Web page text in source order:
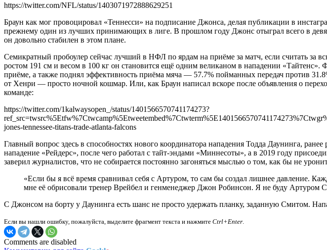
https://twitter.com/NFL/status/1403071972888629251
Браун как мог провоцировал «Теннесси» на подписание Джонса, делая публикации в
прежнему один из лучших принимающих в лиге. В прошлом году Джонс отыграл всего в
он довольно стабилен в этом плане.
Семикратный пробоулер сейчас лучший в НФЛ по ярдам на приёме за матч, если считать за
ростом 191 см и весом в 100 кг он становится ещё одним великаном в нападении
приёме, а также поднял эффективность приёма мяча — 57.7% пойманных передач против
от Хенри — просто ночной кошмар. Или, как Браун написал вскоре после объявления о
команде:
https://twitter.com/1kalwaysopen_/status/1401566570741174273?
jones-tennessee-titans-trade-atlanta-falcons
Главный вопрос здесь в способностях нового координатора нападения Тодда Даунинга,
нападение «Рейдерс», после чего работал с тайт-эндами «Миннесоты», а в 2019 году
заверил журналистов, что не собирается постоянно загоняться мыслью о том, как бы не
«Если бы я всё время сравнивал себя с Артуром, то сам бы создал лишнее давление.
мне её обрисовали тренер Врейбел и генменеджер Джон Робинсон. Я не буду
С Джонсом на борту у Даунинга есть шанс не просто удержать планку, заданную Смитом.
Если вы нашли ошибку, пожалуйста, выделите фрагмент текста и нажмите Ctrl+Enter
Comments are disabled